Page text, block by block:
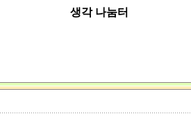
생각 나눔터